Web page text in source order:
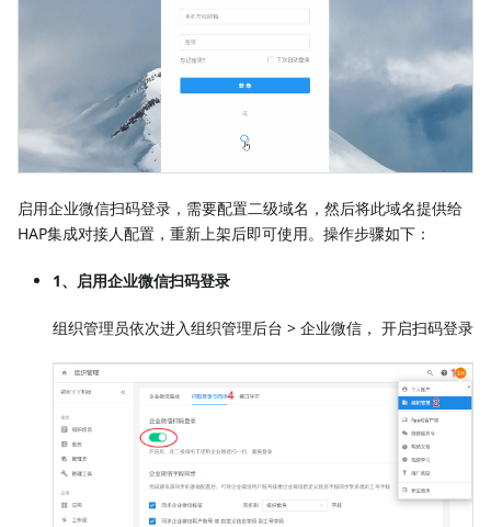
启用企业微信扫码登录，需要配置二级域名，然后将此域名提供给
HAP集成对接人配置，重新上架后即可使用。操作步骤如下：
1、启用企业微信扫码登录
组织管理员依次进入组织管理后台 > 企业微信， 开启扫码登录